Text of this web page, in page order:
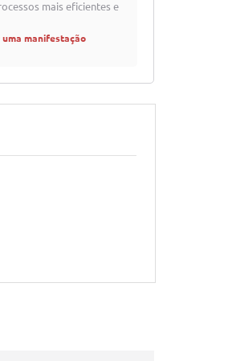
mais eficientes e
manifestação